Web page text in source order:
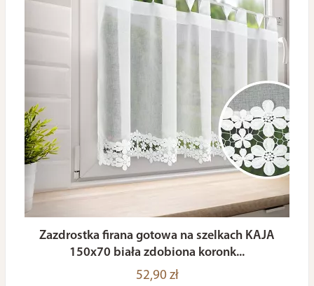
Zazdrostka firana gotowa na szelkach KAJA
150x70 biała zdobiona koronk...
52,90 zł